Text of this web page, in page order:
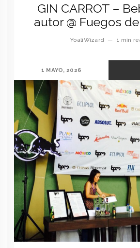
GIN CARROT –
autor @ Fuegos
YoaliWizard — 1 min
1 MAYO, 2026